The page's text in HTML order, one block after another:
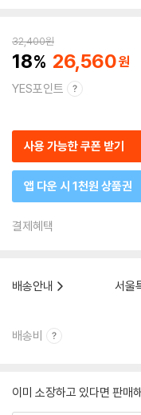
32,400원
18 26,560
YES포인트
사용 가능한 쿠폰 받기
앱 다운 시 1천원 상품권
결제혜택
배송안내
서울
배송비
이미 소장하고 있다면 판매